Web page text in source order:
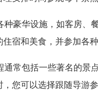
种豪华设施，如客房、
宿和美食，并参加各
通常包括一些著名的景
您可以选择跟随导游